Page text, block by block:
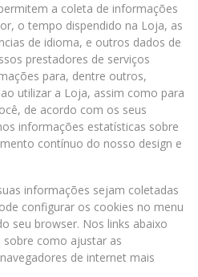
a coleta de informações
o tempo dispendido na Loja, as
de idioma, e outros dados de
prestadores de serviços
para, dentre outros,
utilizar a Loja, assim como para
de acordo com os seus
informações estatísticas sobre
contínuo do nosso design e
informações sejam coletadas
configurar os cookies no menu
seu browser. Nos links abaixo
como ajustar as
de internet mais